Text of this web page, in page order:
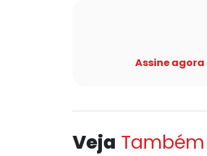
Assine agora
Veja Também